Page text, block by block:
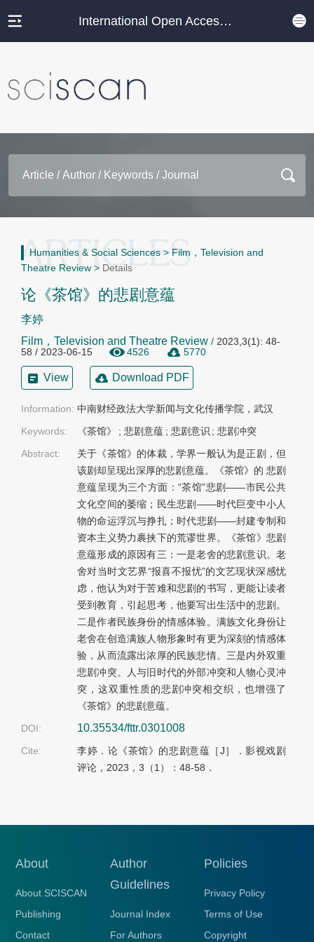
International Open Access Journal Platform
Humanities & Social Sciences > Film，Television and
Theatre Review > Details
论《茶馆》的悲剧意蕴
李婷
Film，Television and Theatre Review / 2023,3(1): 48-
58 / 2023-06-15
4526 5770
View Download PDF
Information: 中南财经政法大学新闻与文化传播学院，武汉
Keywords:
《茶馆》 ; 悲剧意蕴 ; 悲剧意识 ;悲剧冲突
Abstract:
关于《茶馆》的体裁，学界一般认为是正剧，但
该剧却呈现出深厚的悲剧意蕴。《茶馆》的 悲剧
意蕴呈现为三个方面：“茶馆”悲剧——市民公共
文化空间的萎缩；民生悲剧——时代巨变中小人
物的命运浮沉与挣扎；时代悲剧——封建专制和
资本主义势力裹挟下的荒谬世界。《茶馆》悲剧
意蕴形成的原因有三：一是老舍的悲剧意识。老
舍对当时文艺界“报喜不报忧”的文艺现状深感忧
虑，他认为对于苦难和悲剧的书写，更能让读者
受到教育，引起思考，他要写出生活中的悲剧。
二是作者民族身份的情感体验。满族文化身份让
老舍在创造满族人物形象时有更为深刻的情感体
验，从而流露出浓厚的民族悲情。三是内外双重
悲剧冲突。人与旧时代的外部冲突和人物心灵冲
突，这双重性质的悲剧冲突相交织，也增强了
《茶馆》的悲剧意蕴。
DOI:
10.35534/fttr.0301008
Cite:
李婷．论《茶馆》的悲剧意蕴［J］．影视戏剧
评论，2023，3（1）：48-58．
About
About SCISCAN
Publishing
Contact
Author
Guidelines
Journal Index
For Authors
Policies
Privacy Policy
Terms of Use
Copyright